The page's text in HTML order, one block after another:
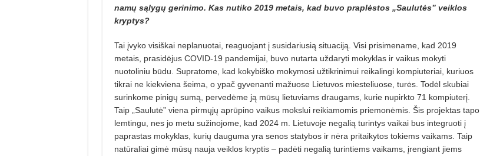
namų sąlygų gerinimo. Kas nutiko 2019 metais, kad buvo praplėstos „Sau­lutės” veiklos
kryptys?
Tai įvyko visiškai neplanuotai, reaguojant į susidariusią situaciją. Visi prisimename, kad 2019
metais, prasidėjus COVID-19 pandemijai, bu­vo nutarta uždaryti mokyklas ir vai­kus mokyti
nuotoliniu būdu. Supra­tome, kad kokybiško mokymosi už­tikrinimui reikalingi kompiuteriai, kuriuos
tikrai ne kiekviena šeima, o ypač gyvenanti mažuose Lietuvos miesteliuose, turės. Todėl skubiai
surinkome pinigų sumą, pervedėme ją mūsų lietuviams draugams, kurie nupirkto 71 kompiuterį.
Taip „Saulutė” viena pirmųjų aprūpino vaikus mokslui reikiamomis priemonėmis. Šis projektas tapo
lemtingu, nes jo metu su­žinojome, kad 2024 m. Lietuvoje nega­lią turintys vaikai bus integruoti į
paprastas mokyklas, kurių dauguma yra senos statybos ir nėra pritaikytos tokiems vaikams. Taip
natūraliai gi­mė mūsų nauja veiklos kryptis – pa­dėti negalią turintiems vaikams, įren­giant jiems